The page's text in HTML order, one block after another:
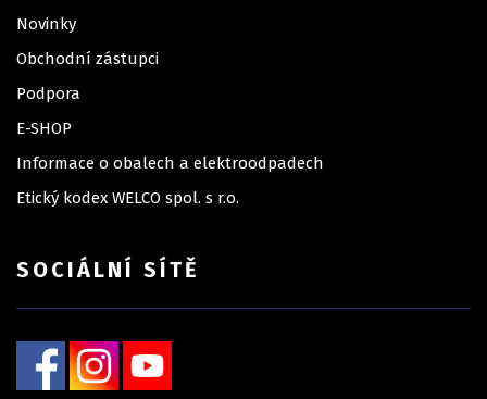
Novinky
Obchodní zástupci
Podpora
E-SHOP
Informace o obalech a elektroodpadech
Etický kodex WELCO spol. s r.o.
SOCIÁLNÍ SÍTĚ